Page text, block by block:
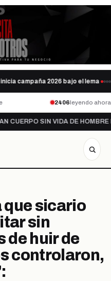
campaña 2026 bajo el lema
2406leyendo ahora
SIN VIDA DE HOMBRE
que sicario
sin
de huir de
controlaron,